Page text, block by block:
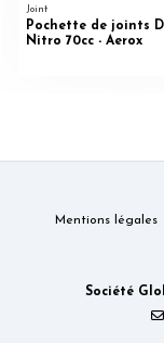
Joint
Pochette de joints
Nitro 70cc - Aerox
Mentions légales
Société